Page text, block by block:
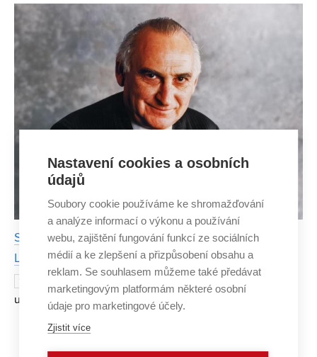
Rovenskou. Kromě svého doktorského studia tak má tato
S žábou v erbu. Neobyčejný život sira Franka
Lampla, brněnského rodáka a stavaře z VUT
Od narození Františka „Franka“ Lampla
uplynulo 6. dubna 2026 rovných sto let. Brněnský rodák a
Zobrazit více
Nastavení cookies a osobních
údajů
Soubory cookie používáme ke shromažďování
a analýze informací o výkonu a používání
webu, zajištění fungování funkcí ze sociálních
médií a ke zlepšení a přizpůsobení obsahu a
reklam. Se souhlasem můžeme také předávat
marketingovým platformám některé osobní
údaje pro marketingové účely.
Zjistit více